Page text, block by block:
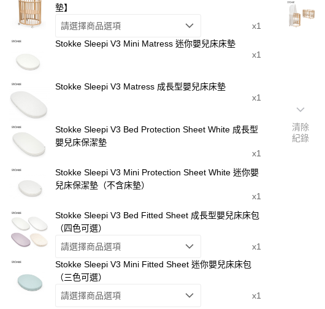
墊】
請選擇商品選項
x1
Stokke Sleepi V3 Mini Matress 迷你嬰兒床床墊
x1
Stokke Sleepi V3 Matress 成長型嬰兒床床墊
x1
Stokke Sleepi V3 Bed Protection Sheet White 成長型
嬰兒床保潔墊
x1
Stokke Sleepi V3 Mini Protection Sheet White 迷你嬰
兒床保潔墊（不含床墊）
x1
Stokke Sleepi V3 Bed Fitted Sheet 成長型嬰兒床床包
（四色可選）
請選擇商品選項
x1
Stokke Sleepi V3 Mini Fitted Sheet 迷你嬰兒床床包
（三色可選）
請選擇商品選項
x1
清除
紀錄